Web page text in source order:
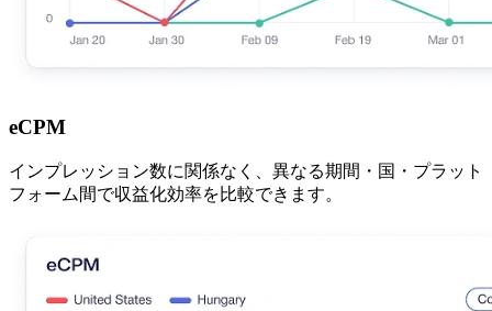
eCPM
インプレッション数に関係なく、異なる期間・国・プラット
フォーム間で収益化効率を比較できます。